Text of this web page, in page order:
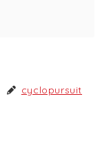
cyclopursuit